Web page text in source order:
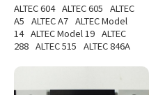
ALTEC 604 ALTEC 605 ALTEC
A5 ALTEC A7 ALTEC Model
14 ALTEC Model 19 ALTEC
288 ALTEC 515 ALTEC 846A